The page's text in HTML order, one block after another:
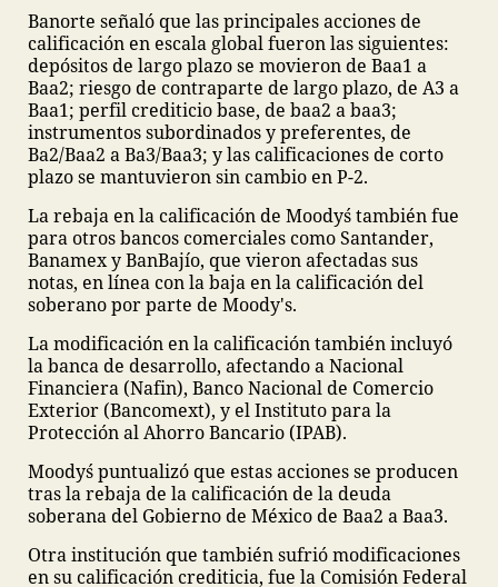
Banorte señaló que las principales acciones de
calificación en escala global fueron las siguientes:
depósitos de largo plazo se movieron de Baa1 a
Baa2; riesgo de contraparte de largo plazo, de A3 a
Baa1; perfil crediticio base, de baa2 a baa3;
instrumentos subordinados y preferentes, de
Ba2/Baa2 a Ba3/Baa3; y las calificaciones de corto
plazo se mantuvieron sin cambio en P-2.
La rebaja en la calificación de Moody´s también fue
para otros bancos comerciales como Santander,
Banamex y BanBajío, que vieron afectadas sus
notas, en línea con la baja en la calificación del
soberano por parte de Moody's.
La modificación en la calificación también incluyó
la banca de desarrollo, afectando a Nacional
Financiera (Nafin), Banco Nacional de Comercio
Exterior (Bancomext), y el Instituto para la
Protección al Ahorro Bancario (IPAB).
Moody´s puntualizó que estas acciones se producen
tras la rebaja de la calificación de la deuda
soberana del Gobierno de México de Baa2 a Baa3.
Otra institución que también sufrió modificaciones
en su calificación crediticia, fue la Comisión Federal